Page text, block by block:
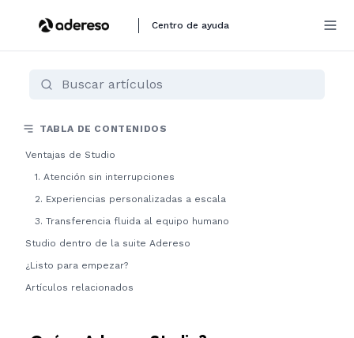
Centro de ayuda
TABLA DE CONTENIDOS
Ventajas de Studio
1. Atención sin interrupciones
2. Experiencias personalizadas a escala
3. Transferencia fluida al equipo humano
Studio dentro de la suite Adereso
¿Listo para empezar?
Artículos relacionados